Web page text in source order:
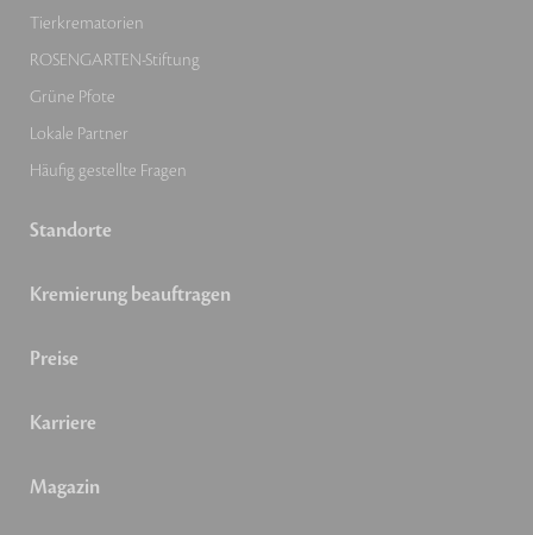
Tierkrematorien
ROSENGARTEN-Stiftung
Grüne Pfote
Lokale Partner
Häufig gestellte Fragen
Standorte
Kremierung beauftragen
Preise
Karriere
Magazin